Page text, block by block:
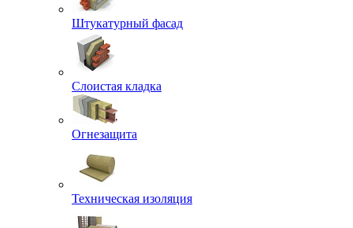
Штукатурный фасад
Слоистая кладка
Огнезащита
Техническая изоляция